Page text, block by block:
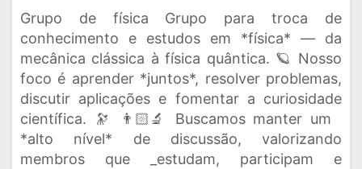
Grupo de física Grupo para troca de
conhecimento e estudos em *física* — da
mecânica clássica à física quântica. 🪐 Nosso
foco é aprender *juntos*, resolver problemas,
discutir aplicações e fomentar a curiosidade
científica. 🔭 👨🏻‍🔬 Buscamos manter um
*alto nível* de discussão, valorizando
membros que _estudam, participam e